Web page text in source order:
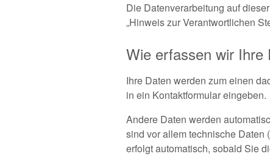
Die Datenverarbeitung auf
„Hinweis zur Verantwortlichen
Wie erfassen wir Ihre
Ihre Daten werden zum einen
in ein Kontaktformular eingeben.
Andere Daten werden
sind vor allem technische Daten
erfolgt automatisch, sobald Sie